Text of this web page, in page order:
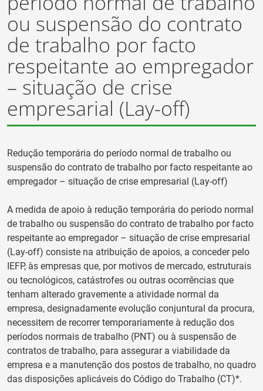
ou suspensão do contrato
de trabalho por facto
respeitante ao empregador
– situação de crise
empresarial (Lay-off)
Redução temporária do período normal de trabalho ou
suspensão do contrato de trabalho por facto respeitante ao
empregador – situação de crise empresarial (Lay-off)
A medida de apoio à redução temporária do período normal
de trabalho ou suspensão do contrato de trabalho por facto
respeitante ao empregador – situação de crise empresarial
(Lay-off) consiste na atribuição de apoios, a conceder pelo
IEFP, às empresas que, por motivos de mercado, estruturais
ou tecnológicos, catástrofes ou outras ocorrências que
tenham alterado gravemente a atividade normal da
empresa, designadamente evolução conjuntural da procura,
necessitem de recorrer temporariamente à redução dos
períodos normais de trabalho (PNT) ou à suspensão de
contratos de trabalho, para assegurar a viabilidade da
empresa e a manutenção dos postos de trabalho, no quadro
das disposições aplicáveis do Código do Trabalho (CT)*.